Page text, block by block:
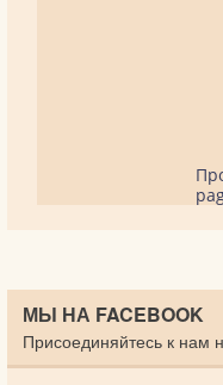
МЫ НА FACEBOOK
Присоединяйтесь к нам